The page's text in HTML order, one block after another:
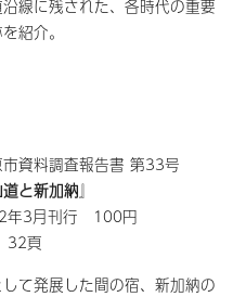
線に残された、各時代の重要
紹介。
資料調査報告書 第33号
と新加納』
年3月刊行 100円
頁
て発展した間の宿、新加納の